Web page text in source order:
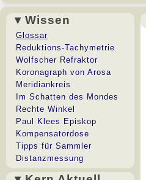
▾ Wissen
Glossar
Reduktions-Tachymetrie
Wolfscher Refraktor
Koronagraph von Arosa
Meridiankreis
Im Schatten des Mondes
Rechte Winkel
Paul Klees Episkop
Kompensatordose
Tipps für Sammler
Distanzmessung